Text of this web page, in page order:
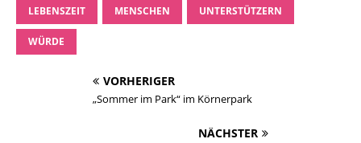
LEBENSZEIT MENSCHEN UNTERSTÜTZERN
WÜRDE
VORHERIGER
„Sommer im Park“ im Körnerpark
NÄCHSTER